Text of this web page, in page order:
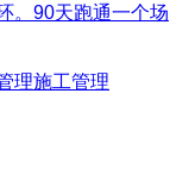
。90天跑通一个场
理施工管理